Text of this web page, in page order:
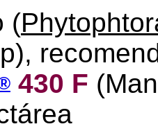
(
430 F